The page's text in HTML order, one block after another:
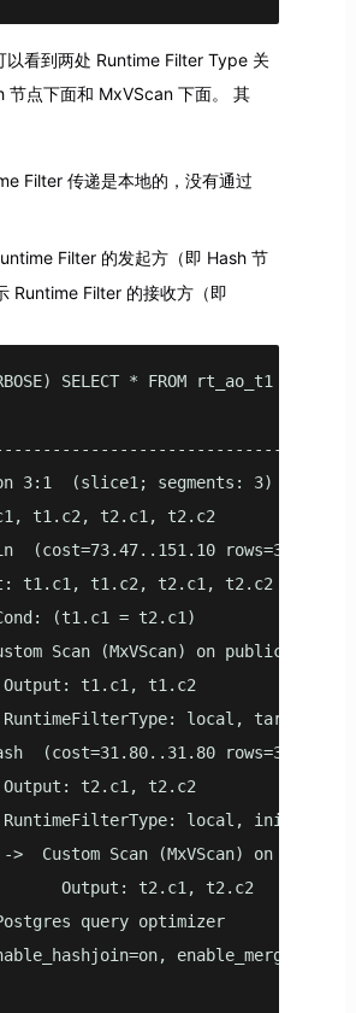
以看到两处 Runtime Filter Type 关
节点下面和 MxVScan 下面。 其
Filter 传递是本地的，没有通过
Filter 的发起方（即 Hash 节
Runtime Filter 的接收方（即
SELECT * FROM rt_ao_t1 t1,
3:1  (slice1; segments: 3)
t1.c2, t2.c1, t2.c2
(cost=73.47..151.10 rows=3333
t1.c1, t1.c2, t2.c1, t2.c2
(t1.c1 = t2.c1)
Scan (MxVScan) on
t1.c1, t1.c2
local, target
(cost=31.80..31.80 rows=3333
t2.c1, t2.c2
local, initiator
>  Custom Scan (MxVScan) on
Output: t2.c1, t2.c2
query optimizer